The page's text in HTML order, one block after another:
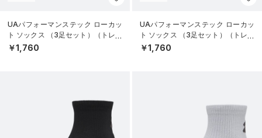
UAパフォーマンステック ローカッ
ト ソックス （3足セット）（トレー
ニング/UNISEX）
￥1,760
UAパフォーマンステック ローカッ
ト ソックス （3足セット）（トレー
ニング/UNISEX）
￥1,760